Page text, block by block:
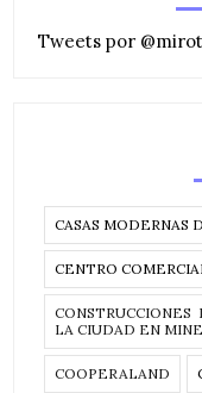
Tweets por
CASAS MODERNAS
CENTRO
LA CIUDAD EN
COOPERALAND